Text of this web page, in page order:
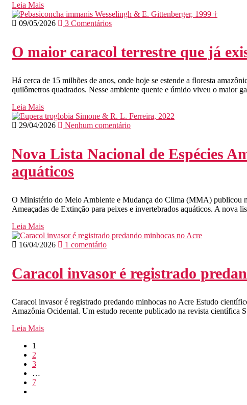
Leia Mais
09/05/2026 3 Comentários
O maior caracol terrestre que já
Há cerca de 15 milhões de anos, onde hoje se estende a floresta
quilômetros quadrados. Nesse ambiente quente e úmido viveu o maior
Leia Mais
29/04/2026 Nenhum comentário
Nova Lista Nacional de Espécies
aquáticos
O Ministério do Meio Ambiente e Mudança do Clima (MMA) publicou
Ameaçadas de Extinção para peixes e invertebrados aquáticos. A nova
Leia Mais
16/04/2026 1 comentário
Caracol invasor é registrado
Caracol invasor é registrado predando minhocas no Acre Estudo
Amazônia Ocidental. Um estudo recente publicado na revista
Leia Mais
1
2
3
…
7